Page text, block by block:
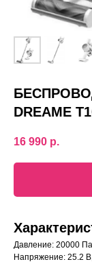
DREAME
16 990 р.
Давление: 20000
Напряжение: 25.2